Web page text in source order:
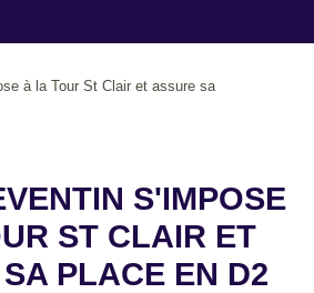
à la Tour St Clair et assure sa
S'IMPOSE
ST CLAIR ET
PLACE EN D2